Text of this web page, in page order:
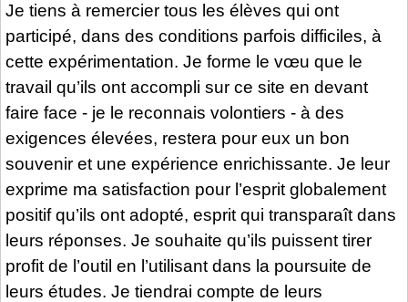
Je tiens à remercier tous les élèves qui ont
participé, dans des conditions parfois difficiles, à
cette expérimentation. Je forme le vœu que le
travail qu’ils ont accompli sur ce site en devant
faire face - je le reconnais volontiers - à des
exigences élevées, restera pour eux un bon
souvenir et une expérience enrichissante. Je leur
exprime ma satisfaction pour l’esprit globalement
positif qu’ils ont adopté, esprit qui transparaît dans
leurs réponses. Je souhaite qu’ils puissent tirer
profit de l’outil en l’utilisant dans la poursuite de
leurs études. Je tiendrai compte de leurs